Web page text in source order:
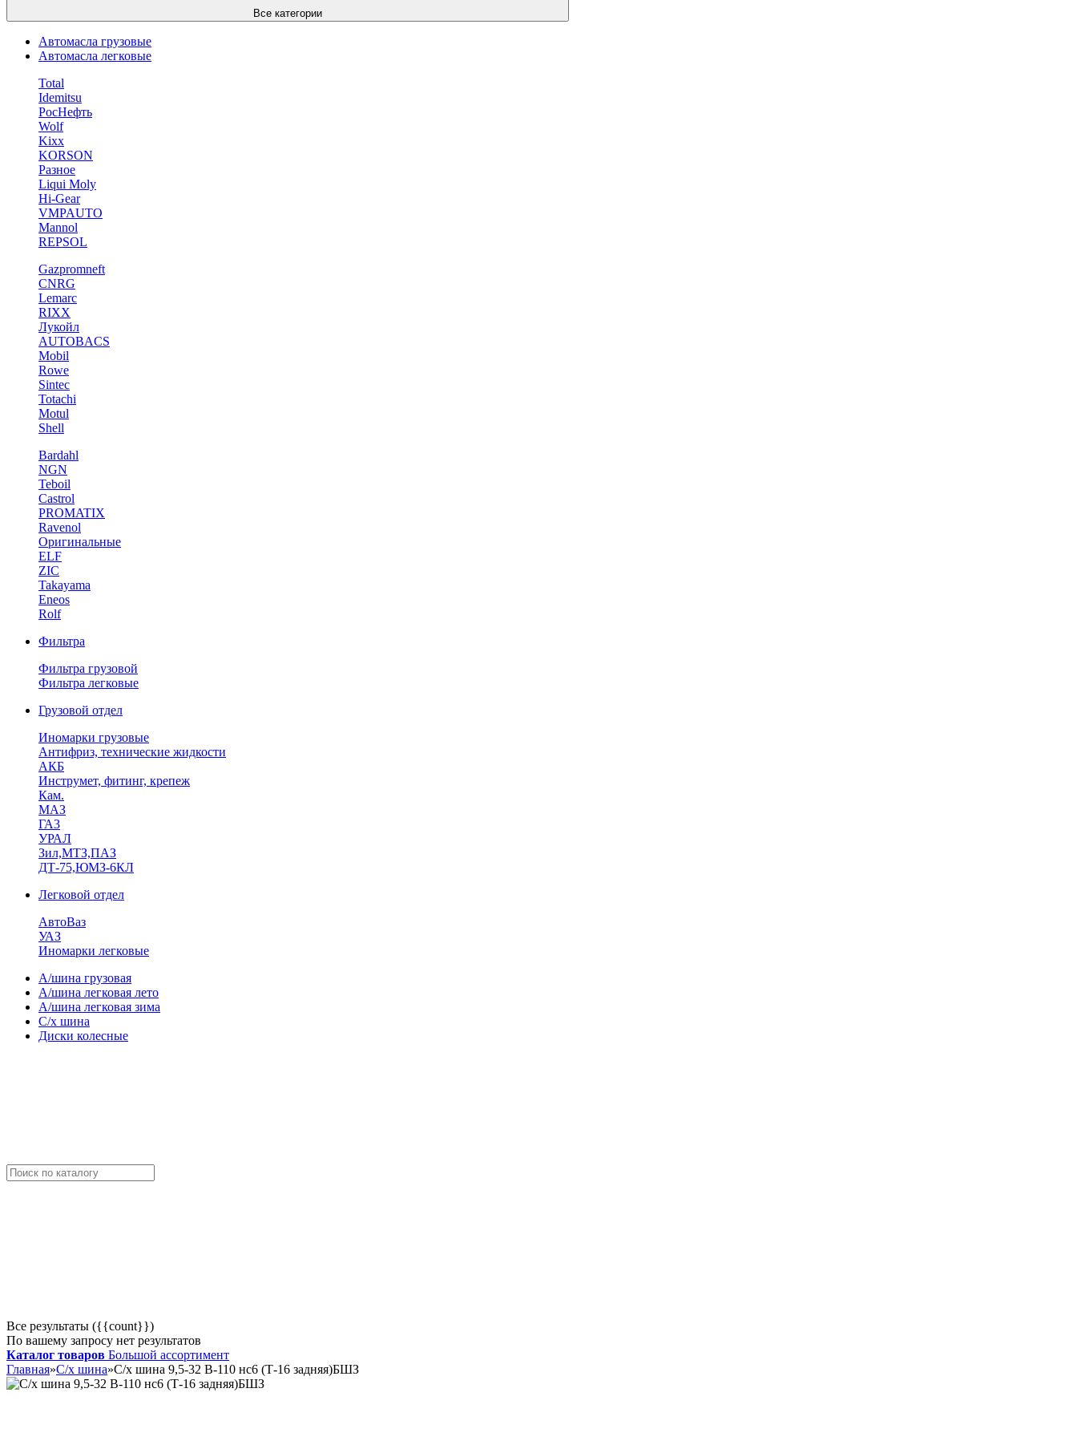
Все категории
Автомасла грузовые
Автомасла легковые
Total
Idemitsu
РосНефть
Wolf
Kixx
KORSON
Разное
Liqui Moly
Hi-Gear
VMPAUTO
Mannol
REPSOL
Gazpromneft
CNRG
Lemarc
RIXX
Лукойл
AUTOBACS
Mobil
Rowe
Sintec
Totachi
Motul
Shell
Bardahl
NGN
Teboil
Castrol
PROMATIX
Ravenol
Оригинальные
ELF
ZIC
Takayama
Eneos
Rolf
Фильтра
Фильтра грузовой
Фильтра легковые
Грузовой отдел
Иномарки грузовые
Антифриз, технические жидкости
АКБ
Инструмет, фитинг, крепеж
Кам.
МАЗ
ГА3
УРАЛ
Зил,МТЗ,ПАЗ
ДТ-75,ЮМЗ-6КЛ
Легковой отдел
АвтоВаз
УАЗ
Иномарки легковые
А/шина грузовая
А/шина легковая лето
А/шина легковая зима
С/х шина
Диски колесные
Все результаты ({{count}})
По вашему запросу нет результатов
Каталог товаров Большой ассортимент
Главная»С/х шина»С/х шина 9,5-32 В-110 нс6 (Т-16 задняя)БШЗ